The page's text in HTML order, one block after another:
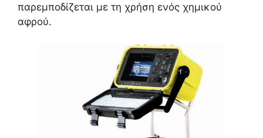
παρεμποδίζεται με τη χρήση ενός χημικού
αφρού.